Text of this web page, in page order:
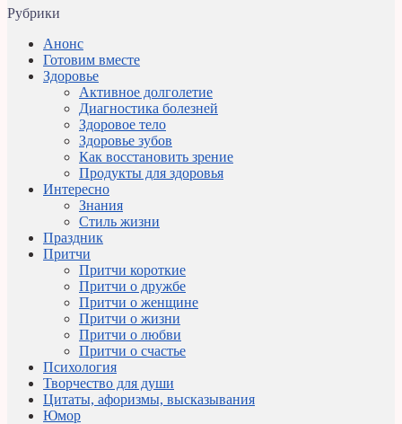
Рубрики
Анонс
Готовим вместе
Здоровье
Активное долголетие
Диагностика болезней
Здоровое тело
Здоровье зубов
Как восстановить зрение
Продукты для здоровья
Интересно
Знания
Стиль жизни
Праздник
Притчи
Притчи короткие
Притчи о дружбе
Притчи о женщине
Притчи о жизни
Притчи о любви
Притчи о счастье
Психология
Творчество для души
Цитаты, афоризмы, высказывания
Юмор